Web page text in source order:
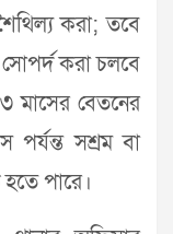
করা; তবে
সোপর্দ করা চলবে
মাসের বেতনের
পর্যন্ত সশ্রম বা
পারে।